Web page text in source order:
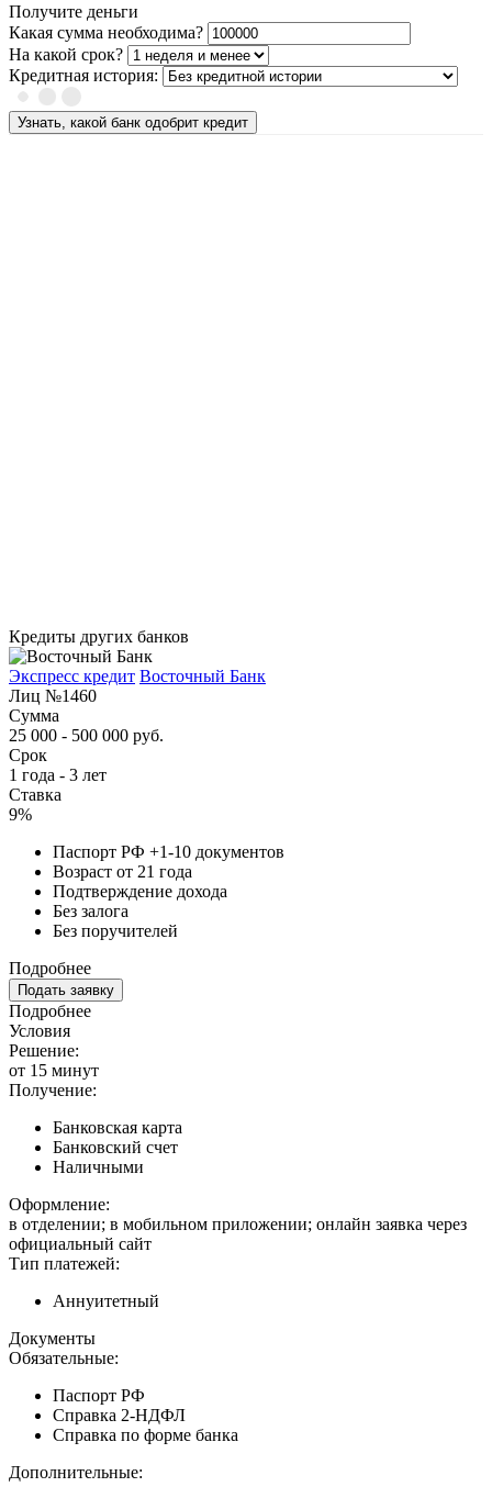
Получите деньги
Какая сумма необходима?
На какой срок?
Кредитная история:
Узнать, какой банк одобрит кредит
Кредиты других банков
Экспресс кредит Восточный Банк
Лиц №1460
Сумма
25 000 - 500 000 руб.
Срок
1 года - 3 лет
Ставка
9%
Паспорт РФ +1-10 документов
Возраст от 21 года
Подтверждение дохода
Без залога
Без поручителей
Подробнее
Подать заявку
Подробнее
Условия
Решение:
от 15 минут
Получение:
Банковская карта
Банковский счет
Наличными
Оформление:
в отделении; в мобильном приложении; онлайн заявка через
официальный сайт
Тип платежей:
Аннуитетный
Документы
Обязательные:
Паспорт РФ
Справка 2-НДФЛ
Справка по форме банка
Дополнительные: